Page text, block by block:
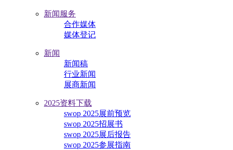
新闻服务
合作媒体
媒体登记
新闻
新闻稿
行业新闻
展商新闻
2025资料下载
swop 2025展前预览
swop 2025招展书
swop 2025展后报告
swop 2025参展指南